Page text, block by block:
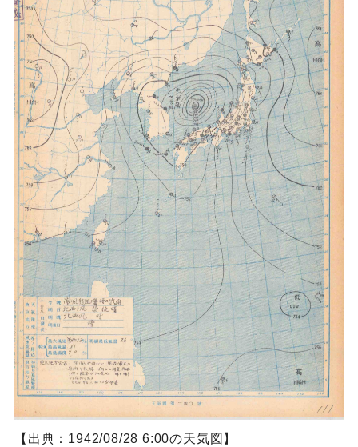
【出典：1942/08/28 6:00の天気図】